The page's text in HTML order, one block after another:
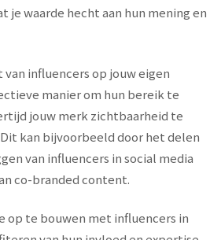
je waarde hecht aan hun mening en
influencers op jouw eigen
manier om hun bereik te
jouw merk zichtbaarheid te
kan bijvoorbeeld door het delen
van influencers in social media
co-branded content.
op te bouwen met influencers in